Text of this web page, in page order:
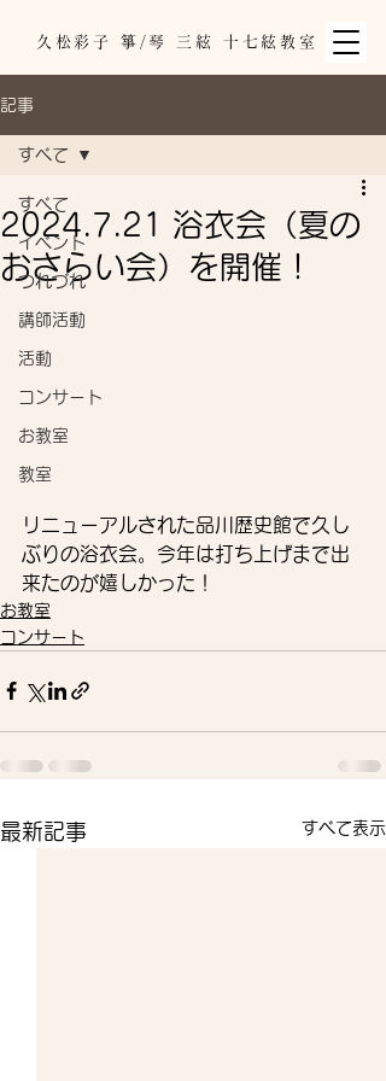
久松彩子 箏/琴 三絃 十七絃教室
記事
すべて
イベント
つれづれ
講師活動
活動
コンサート
お教室
教室
すべて
2024.7.21 浴衣会（夏の
おさらい会）を開催！
リニューアルされた品川歴史館で久し
ぶりの浴衣会。今年は打ち上げまで出
来たのが嬉しかった！
お教室
コンサート
最新記事 すべて表示